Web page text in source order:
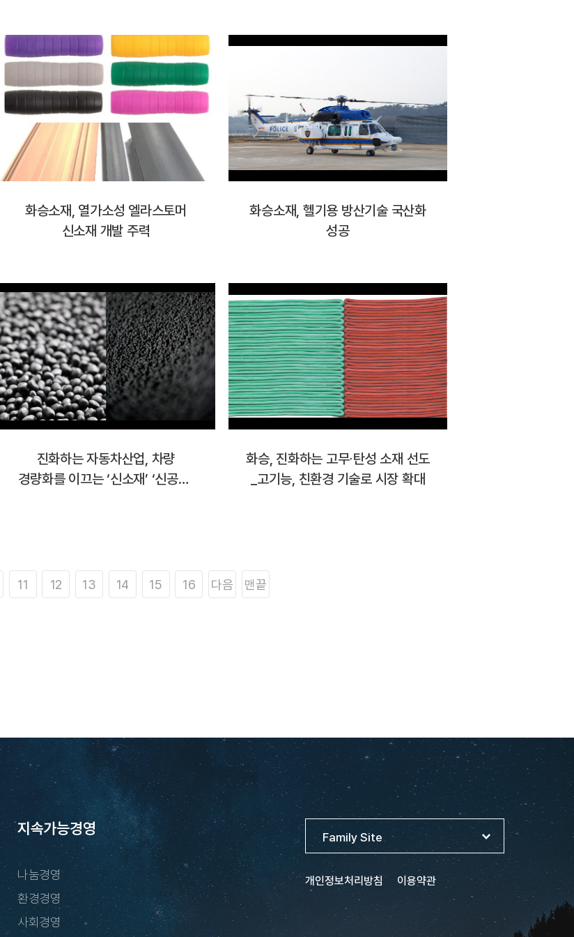
화승소재, 열가소성 엘라스토머
신소재 개발 주력
화승소재, 헬기용 방산기술 국산화
성공
진화하는 자동차산업, 차량
경량화를 이끄는 ‘신소재’ ‘신공법’
화승, 진화하는 고무∙탄성 소재 선도
_고기능, 친환경 기술로 시장 확대
11 12 13 14 15 16 다음 맨끝
지속가능경영
나눔경영
환경경영
사회경영
개인정보처리방침 이용약관